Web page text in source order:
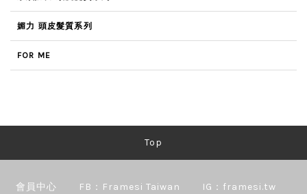
媚力 頭皮髮質系列
FOR ME
Top
會員中心 FB：Framesi Taiwan
IG：framesi.tw